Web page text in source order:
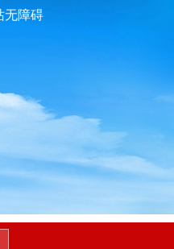
无障碍